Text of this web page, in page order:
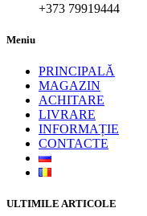
+373 79919444
Meniu
PRINCIPALĂ
MAGAZIN
ACHITARE
LIVRARE
INFORMAȚIE
CONTACTE
ULTIMILE ARTICOLE